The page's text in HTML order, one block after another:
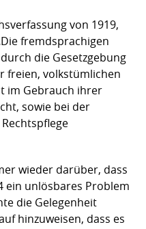
von 1919,
fremdsprachigen
die Gesetzgebung
freien, volkstümlichen
im Gebrauch ihrer
sowie bei der
wieder darüber, dass
ein unlösbares Problem
die Gelegenheit
hinzuweisen, dass es